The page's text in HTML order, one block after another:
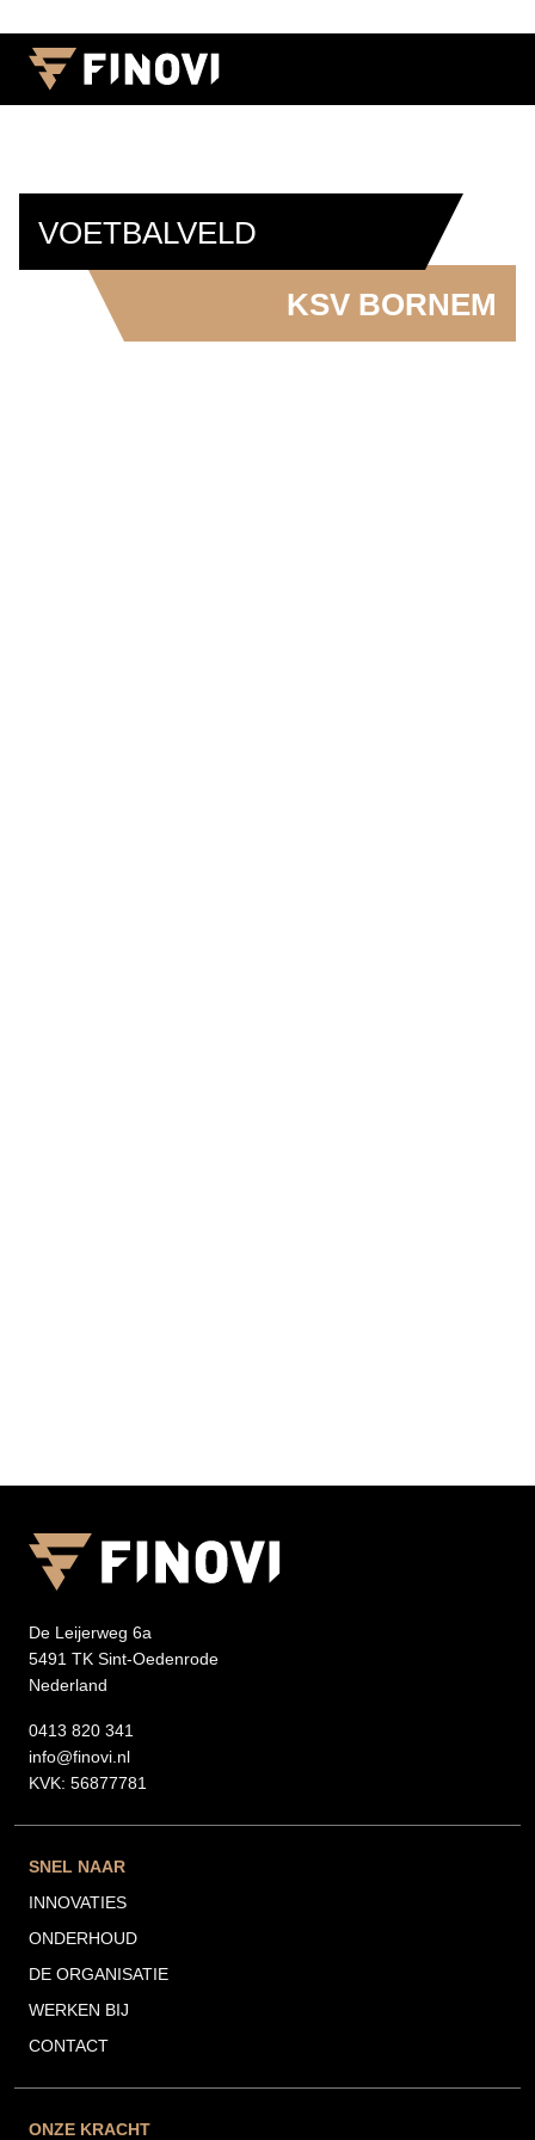
VOETBALVELD
KSV BORNEM
De Leijerweg 6a
5491 TK Sint-Oedenrode
Nederland
0413 820 341
info@finovi.nl
KVK: 56877781
SNEL NAAR
INNOVATIES
ONDERHOUD
DE ORGANISATIE
WERKEN BIJ
CONTACT
ONZE KRACHT